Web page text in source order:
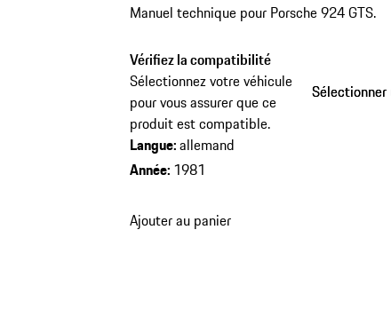
Manuel technique pour Porsche 924 GTS.
Vérifiez la compatibilité
Sélectionnez votre véhicule
pour vous assurer que ce
produit est compatible.
Langue:allemand
Année: 1981
Ajouter au panier